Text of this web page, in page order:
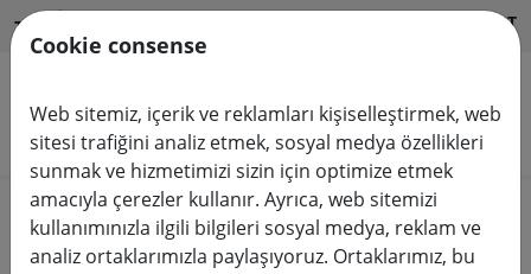
TR HILFE & SUPPORT
Ürünleri arayın
Home Peri ışıkları
Cookie consense
Web sitemiz, içerik ve reklamları kişiselleştirmek, web
sitesi trafiğini analiz etmek, sosyal medya özellikleri
sunmak ve hizmetimizi sizin için optimize etmek
amacıyla çerezler kullanır. Ayrıca, web sitemizi
kullanımınızla ilgili bilgileri sosyal medya, reklam ve
analiz ortaklarımızla paylaşıyoruz. Ortaklarımız, bu